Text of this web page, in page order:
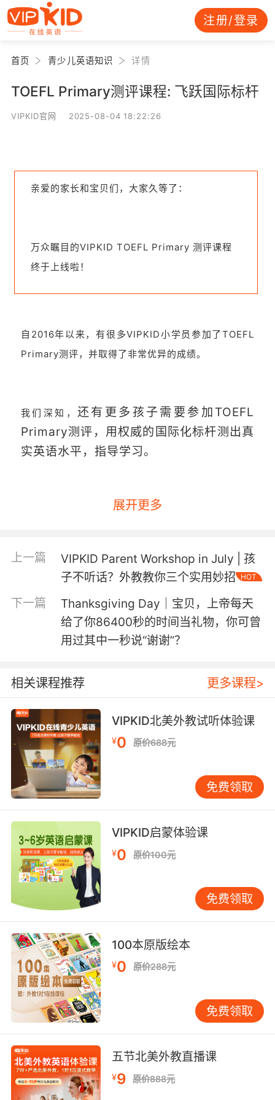
注册/登录
首页 青少儿英语知识 详情
TOEFL Primary测评课程: 飞跃国际标杆
VIPKID官网 2025-08-04 18:22:26
亲爱的家长和宝贝们，大家久等了：
万众瞩目的VIPKID TOEFL Primary 测评课程
终于上线啦！
自2016年以来，有很多VIPKID小学员参加了TOEFL
Primary测评，并取得了非常优异的成绩。
我们深知， 还有更多孩子需要参加TOEFL
Primary测评，用权威的国际化标杆测出真
实英语水平，指导学习。
然而，对于测评整体概念、步骤和题型的陌生让很多
孩子到底需要什么样的英语水平才能参加
TOEFL Primary测评？
能力？
为了让孩子在TOEFL Primary测评中更加胸有成竹，
让测评为孩子提供英语能力提升的方向和国际权威测
量标杆，VIPKID TOEFL Primary 测评课程
应运而生。
与TOEFL Primary测评对应，VIPKID TOEFL
Primary 测评课程 分为Step 1和Step 2两个级别，每
个级别各20节课。
读和听力技巧学习，课后计时模拟题复习；电子讲义
带来整体测评信息，综合指导测前学习。
展开更多
上一篇
VIPKID Parent Workshop in July | 孩
子不听话？外教教你三个实用妙招
HOT
下一篇
Thanksgiving Day｜宝贝，上帝每天
给了你86400秒的时间当礼物，你可曾
用过其中一秒说“谢谢”？
相关课程推荐 更多课程>
VIPKID北美外教试听体验课
¥0 原价688元
免费领取
VIPKID启蒙体验课
¥0 原价100元
免费领取
100本原版绘本
¥0 原价288元
免费领取
五节北美外教直播课
¥9 原价888元